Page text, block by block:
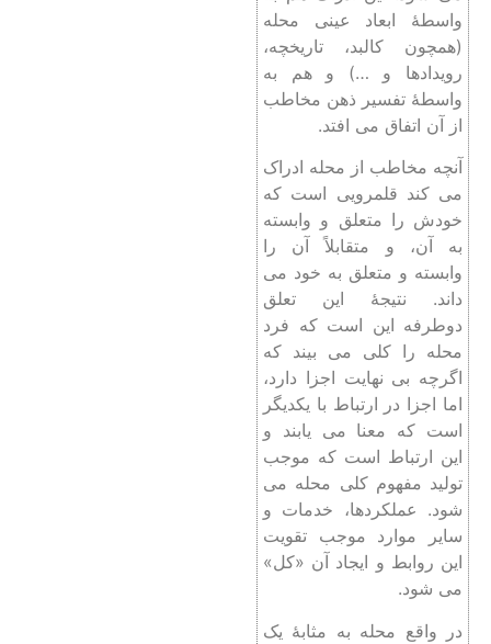
‌واسطۀ ابعاد عینی محله
(همچون کالبد، تاریخچه،
رویدادها و …) و هم به
‌واسطۀ تفسیر ذهن مخاطب
از آن اتفاق می افتد.
آنچه مخاطب از محله ادراک
می کند قلمرویی است که
خودش را متعلق و وابسته
به آن، و متقابلاً آن را
وابسته و متعلق به خود می
داند. نتیجۀ این تعلق
دوطرفه این است که فرد
محله را کلی می بیند که
اگرچه بی‌ نهایت اجزا دارد،
اما اجزا در ارتباط با یکدیگر
است که معنا می یابند و
این ارتباط است که موجب
تولید مفهوم کلی محله می
شود. عملکردها، خدمات و
سایر موارد موجب تقویت
این روابط و ایجاد آن «کل»
می شود.
در واقع محله به مثابۀ یک